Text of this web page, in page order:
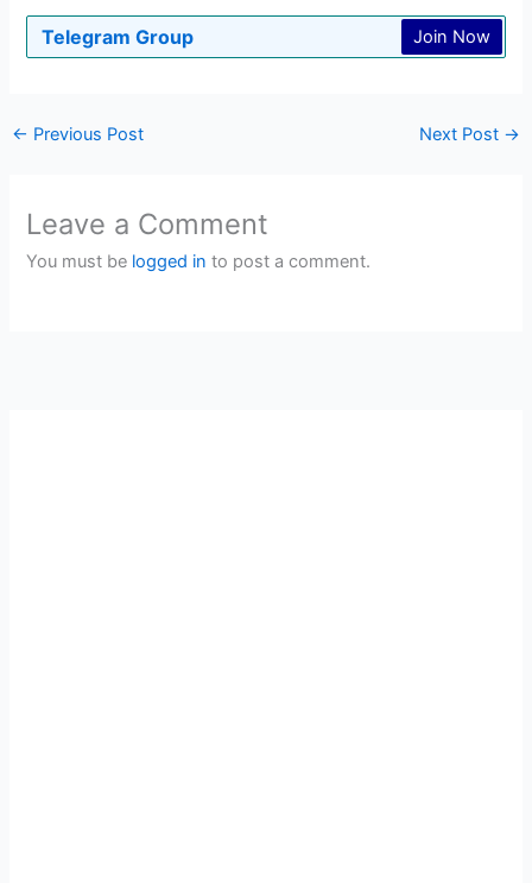
Telegram Group Join Now
← Previous Post Next Post →
Leave a Comment
You must be logged in to post a comment.